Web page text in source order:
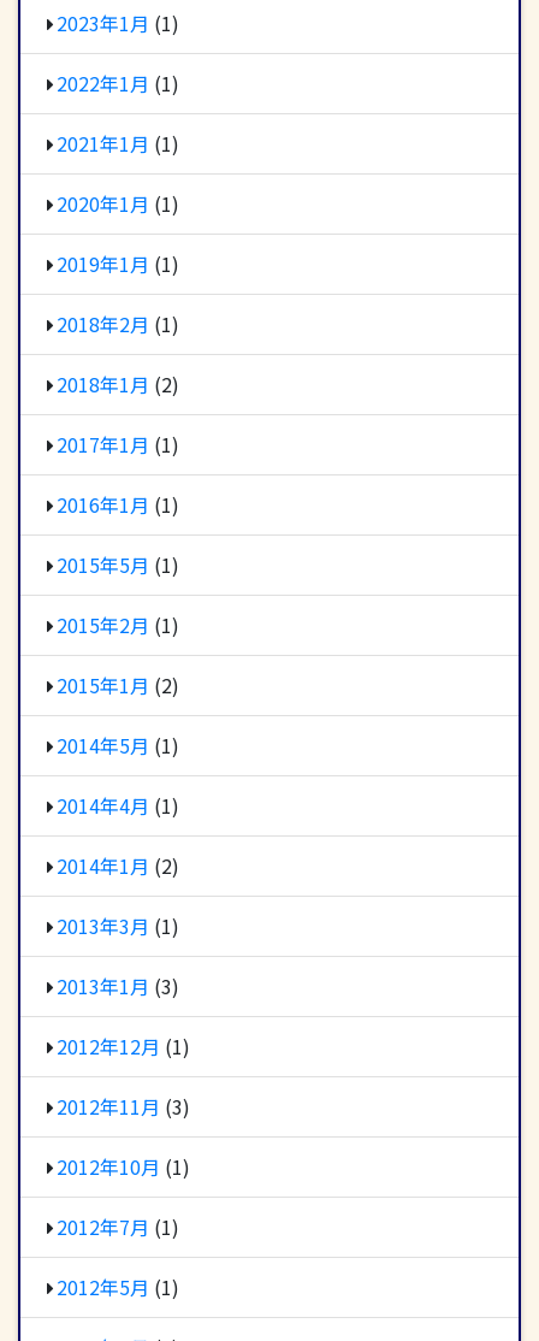
2023年1月 (1)
2022年1月 (1)
2021年1月 (1)
2020年1月 (1)
2019年1月 (1)
2018年2月 (1)
2018年1月 (2)
2017年1月 (1)
2016年1月 (1)
2015年5月 (1)
2015年2月 (1)
2015年1月 (2)
2014年5月 (1)
2014年4月 (1)
2014年1月 (2)
2013年3月 (1)
2013年1月 (3)
2012年12月 (1)
2012年11月 (3)
2012年10月 (1)
2012年7月 (1)
2012年5月 (1)